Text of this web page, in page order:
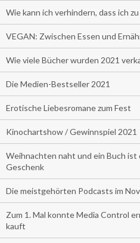
Wie kann ich verhindern, dass ich
VEGAN: Zwischen Essen und
Wie viele Bücher wurden 2021
Die Medien-Bestseller 2021
Erotische Liebesromane zum Fest
Kinochartshow / Gewinnspiel 2021
Weihnachten naht und ein Buch
Geschenk
Die meistgehörten Podcasts im
Zum 1. Mal konnte Media Control
kauft